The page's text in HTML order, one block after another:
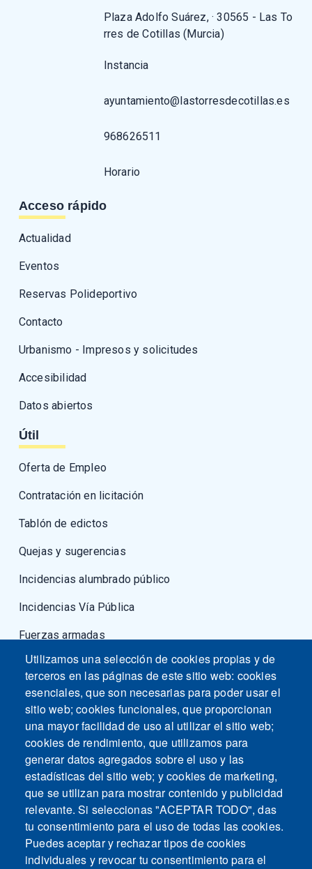
Plaza Adolfo Suárez, · 30565 - Las To
rres de Cotillas (Murcia)
Instancia
ayuntamiento@lastorresdecotillas.es
968626511
Horario
Acceso rápido
Actualidad
Eventos
Reservas Polideportivo
Contacto
Urbanismo - Impresos y solicitudes
Accesibilidad
Datos abiertos
Útil
Oferta de Empleo
Contratación en licitación
Tablón de edictos
Quejas y sugerencias
Incidencias alumbrado público
Incidencias Vía Pública
Fuerzas armadas
Utilizamos una selección de cookies propias y de
terceros en las páginas de este sitio web: cookies
esenciales, que son necesarias para poder usar el
sitio web; cookies funcionales, que proporcionan
una mayor facilidad de uso al utilizar el sitio web;
cookies de rendimiento, que utilizamos para
generar datos agregados sobre el uso y las
estadísticas del sitio web; y cookies de marketing,
que se utilizan para mostrar contenido y publicidad
relevante. Si seleccionas "ACEPTAR TODO", das
tu consentimiento para el uso de todas las cookies.
Puedes aceptar y rechazar tipos de cookies
individuales y revocar tu consentimiento para el